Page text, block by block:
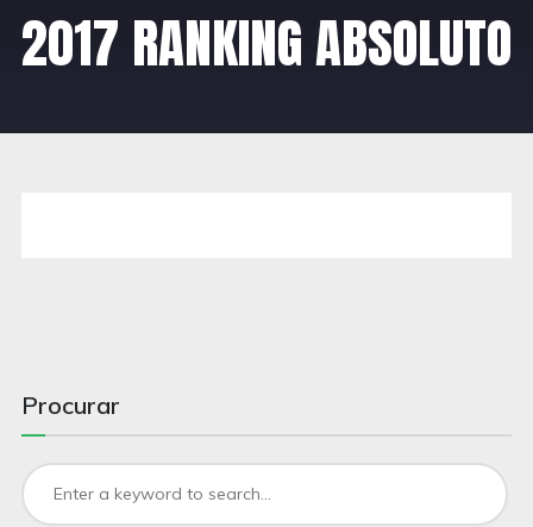
2017 RANKING ABSOLUTO
Procurar